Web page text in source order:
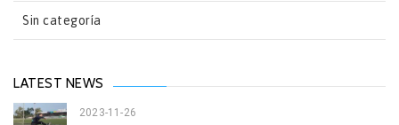
Sin categoría
LATEST NEWS
2023-11-26